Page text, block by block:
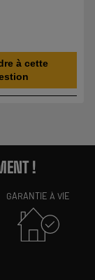
!
GARANTIE À VIE